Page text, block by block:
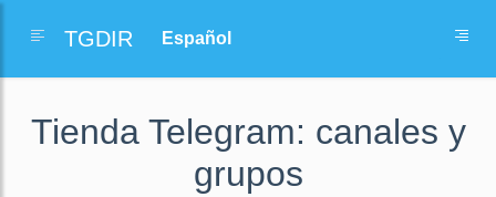
TGDIR
Tienda Telegram: canales y
grupos